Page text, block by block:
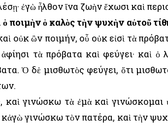
ἐγὼ ἦλθον ἵνα ζωὴν ἔχωσι καὶ
ποιμὴν ὁ καλὸς τὴν ψυχὴν αὐτοῦ
οὐκ ὢν ποιμήν, οὗ οὐκ εἰσὶ τὰ
τὰ πρόβατα καὶ φεύγει· καὶ ὁ
Ὁ δἑ μισθωτὸς φεύγει, ὅτι
καὶ γινώσκω τὰ ἐμὰ καὶ γινώσκομαι
γινώσκω τὸν πατέρα, καὶ τὴν